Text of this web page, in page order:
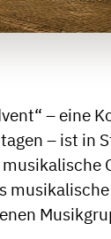
– eine
– ist in